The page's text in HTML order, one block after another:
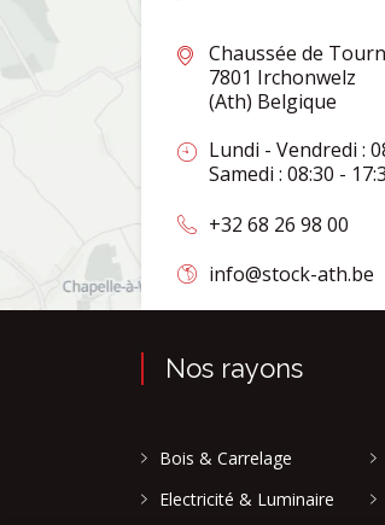
Chaussée de
7801 Irchonwelz
(Ath) Belgique
Lundi - Vendredi :
Samedi : 08:30 -
+32 68 26 98 00
info@stock-ath.be
Nos rayons
Bois & Carrelage
Electricité & Luminaire